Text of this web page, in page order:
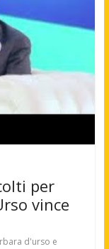
per
vince
d'urso e